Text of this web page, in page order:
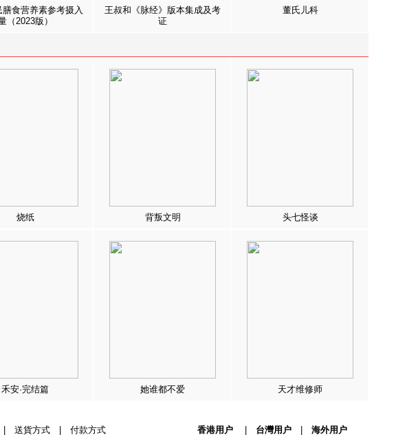
膳食营养素参考摄入
（2023版）
王叔和《脉经》版本集成及考
证
董氏儿科
烧纸 背叛文明 头七怪谈
禾安·完结篇 她谁都不爱 天才维修师
送貨方式| 付款方式 香港用户| 台灣用户| 海外用户